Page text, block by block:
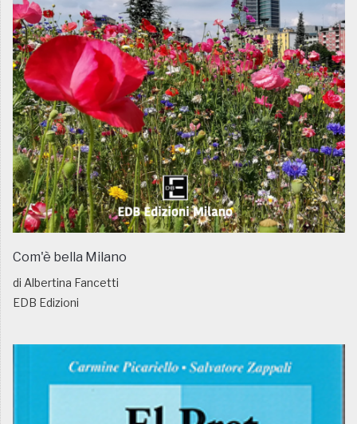
Com'è bella Milano
di Albertina Fancetti
EDB Edizioni